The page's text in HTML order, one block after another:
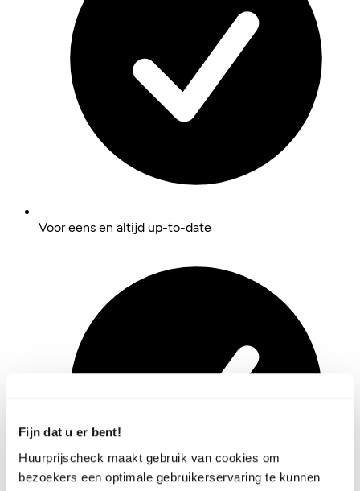
Fijn dat u er bent!
Huurprijscheck maakt gebruik van cookies om
bezoekers een optimale gebruikerservaring te kunnen
Voor eens en altijd up-to-date